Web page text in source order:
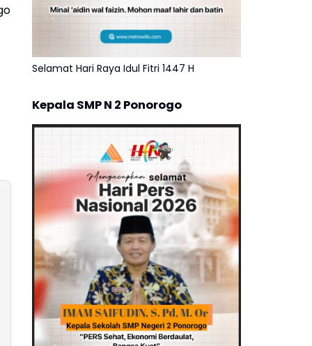
Selamat Hari Raya Idul Fitri 1447 H
Kepala SMP N 2 Ponorogo